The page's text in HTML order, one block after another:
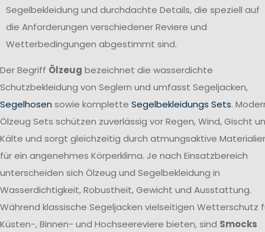
Segelbekleidung und durchdachte Details, die speziell auf
die Anforderungen verschiedener Reviere und
Wetterbedingungen abgestimmt sind.
Der Begriff Ölzeug bezeichnet die wasserdichte
Schutzbekleidung von Seglern und umfasst Segeljacken,
Segelhosen sowie komplette Segelbekleidungs Sets.
Ölzeug Sets schützen zuverlässig vor Regen, Wind, Gischt
Kälte und sorgt gleichzeitig durch atmungsaktive
für ein angenehmes Körperklima. Je nach Einsatzbereich
unterscheiden sich Ölzeug und Segelbekleidung in
Wasserdichtigkeit, Robustheit, Gewicht und Ausstattung.
Während klassische Segeljacken vielseitigen Wetterschutz
Küsten-, Binnen- und Hochseereviere bieten, sind Smocks